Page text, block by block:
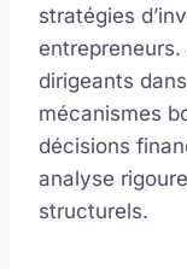
stratégies
entrepreneurs.
dirigeants
mécanismes
décisions
analyse
structurels.